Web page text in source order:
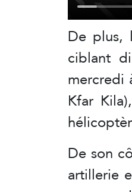
De plus,
ciblant
mercredi
Kfar
De son
artillerie